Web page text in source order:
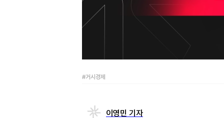
#거시경제
이영민 기자